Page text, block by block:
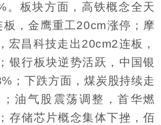
。板块方面，高铁概念全天
，金鹰重工20cm涨停；摩
宏昌科技走出20cm2连板，
银行板块逆势活跃，中国银
；下跌方面，煤炭股持续走
油气股震荡调整，首华燃
存储芯片概念集体下挫，佰